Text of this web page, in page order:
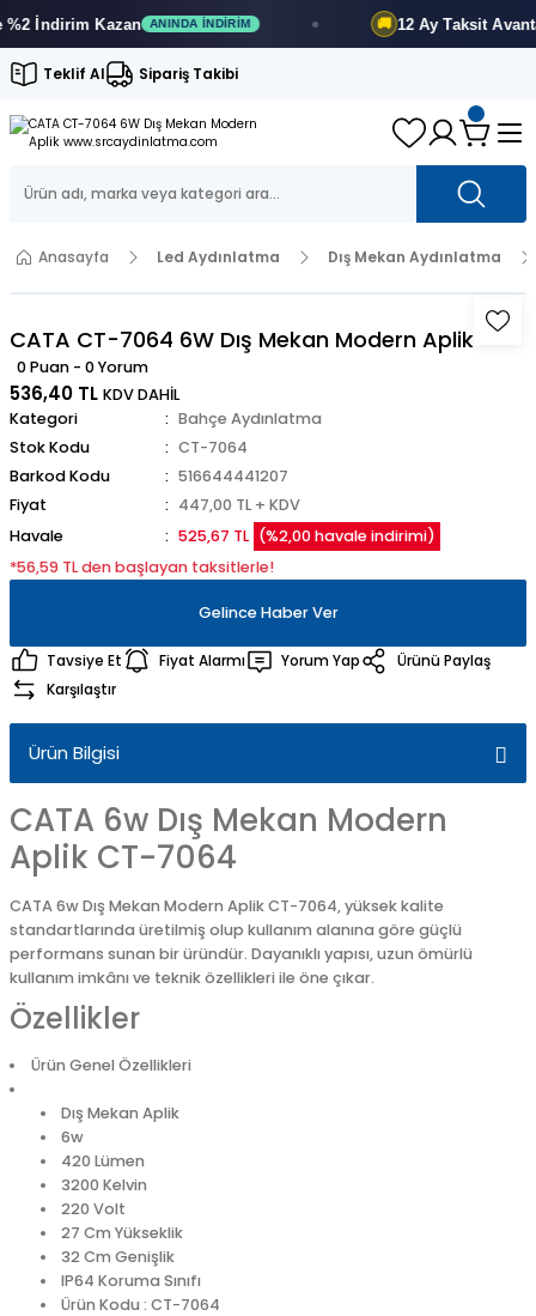
İndirimKazan ANINDA İNDIRIM 12 Ay Taksit Avantajı
Teklif Al Sipariş Takibi
Anasayfa Led Aydınlatma Dış Mekan Aydınlatma
CATA CT-7064 6W Dış Mekan Modern Aplik
0 Puan - 0 Yorum
536,40 TL KDV DAHİL
Kategori
Bahçe Aydınlatma
Stok Kodu
CT-7064
Barkod Kodu
516644441207
Fiyat
447,00 TL + KDV
Havale
525,67 TL (%2,00 havale indirimi)
*56,59 TL den başlayan taksitlerle!
Gelince Haber Ver
Tavsiye Et Fiyat Alarmı Yorum Yap
Ürünü Paylaş
Karşılaştır
Ürün Bilgisi
CATA 6w Dış Mekan Modern
Aplik CT-7064
CATA 6w Dış Mekan Modern Aplik CT-7064, yüksek kalite
standartlarında üretilmiş olup kullanım alanına göre güçlü
performans sunan bir üründür. Dayanıklı yapısı, uzun ömürlü
kullanım imkânı ve teknik özellikleri ile öne çıkar.
Özellikler
Ürün Genel Özellikleri
Dış Mekan Aplik
6w
420 Lümen
3200 Kelvin
220 Volt
27 Cm Yükseklik
32 Cm Genişlik
IP64 Koruma Sınıfı
Ürün Kodu : CT-7064